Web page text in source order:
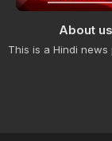
About us
This is a Hindi news